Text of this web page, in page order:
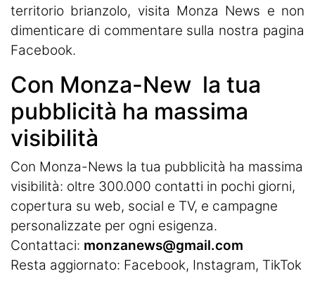
territorio brianzolo, visita Monza News e non
dimenticare di commentare sulla nostra pagina
Facebook.
Con Monza-New la tua
pubblicità ha massima
visibilità
Con Monza-News la tua pubblicità ha massima
visibilità: oltre 300.000 contatti in pochi giorni,
copertura su web, social e TV, e campagne
personalizzate per ogni esigenza.
Contattaci: monzanews@gmail.com
Resta aggiornato: Facebook, Instagram, TikTok